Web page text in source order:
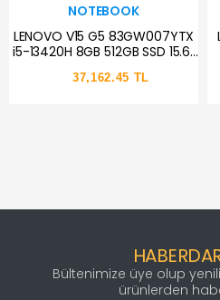
NOTEBOOK
LENOVO V15 G5 83GW007YTX
i5-13420H 8GB 512GB SSD 15.6"
37,162.45 TL
Bültenimize üye olup
ürünlerden